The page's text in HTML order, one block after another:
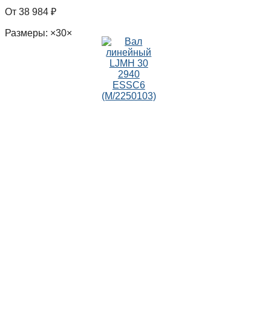
38 984 ₽
Размеры: ×30×